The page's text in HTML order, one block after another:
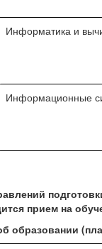
Информатика и
Информационные
прием на
образовании